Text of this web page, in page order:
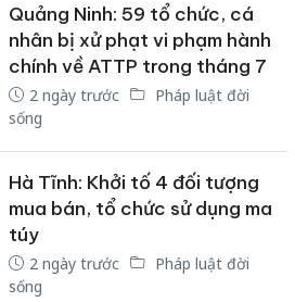
Quảng Ninh: 59 tổ chức, cá
nhân bị xử phạt vi phạm hành
chính về ATTP trong tháng 7
2 ngày trước
Pháp luật đời
sống
Hà Tĩnh: Khởi tố 4 đối tượng
mua bán, tổ chức sử dụng ma
túy
2 ngày trước
Pháp luật đời
sống